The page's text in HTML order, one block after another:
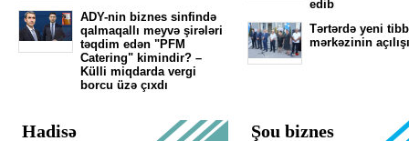
ADY-nin biznes sinfində
qalmaqallı meyvə şirələri
təqdim edən "PFM
Catering" kimindir? –
Külli miqdarda vergi
borcu üzə çıxdı
edib
Tərtərdə yeni tibb
mərkəzinin
Hadisə Şou biznes